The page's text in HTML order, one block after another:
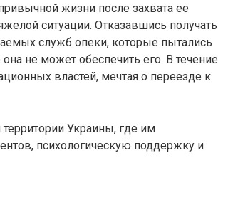
жизни после захвата ее
ситуации. Отказавшись получать
служб опеки, которые пытались
не может обеспечить его. В течение
властей, мечтая о переезде к
Украины, где им
психологическую поддержку и